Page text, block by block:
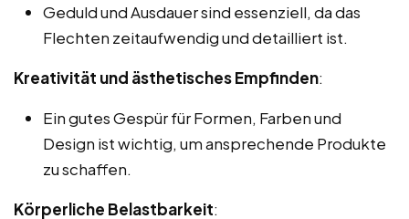
Geduld und Ausdauer sind essenziell, da das
Flechten zeitaufwendig und detailliert ist.
Kreativität und ästhetisches Empfinden:
Ein gutes Gespür für Formen, Farben und
Design ist wichtig, um ansprechende Produkte
zu schaffen.
Körperliche Belastbarkeit: